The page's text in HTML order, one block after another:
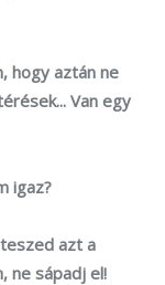
hogy aztán ne
Van egy
igaz?
azt a
ne sápadj el!